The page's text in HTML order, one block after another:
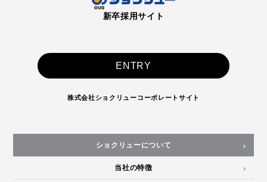
新卒採用サイト
ENTRY
株式会社ショクリューコーポレートサイト
ショクリューについて
当社の特徴